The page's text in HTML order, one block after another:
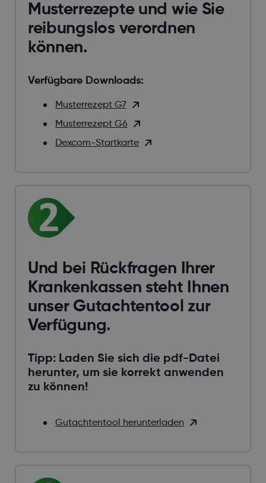
Musterrezepte und wie Sie
reibungslos verordnen
können.
Verfügbare Downloads:
Musterrezept G7
Musterrezept G6
Dexcom-Startkarte
Und bei Rückfragen Ihrer
Krankenkassen steht Ihnen
unser Gutachtentool zur
Verfügung.
Tipp: Laden Sie sich die pdf-Datei
herunter, um sie korrekt anwenden
zu können!
Gutachtentool herunterladen